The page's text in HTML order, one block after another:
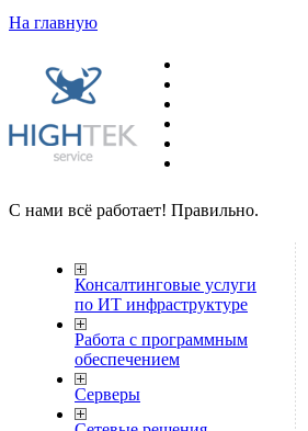
На главную
С нами всё работает! Правильно.
Консалтинговые услуги
по ИТ инфраструктуре
Работа с программным
обеспечением
Серверы